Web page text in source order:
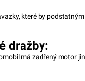
které by
dražby:
má zadřený motor